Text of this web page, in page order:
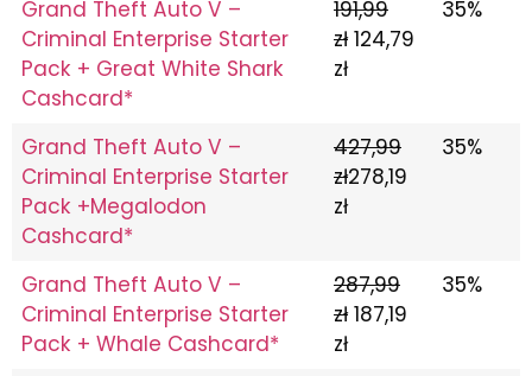
Grand Theft Auto V –
Criminal Enterprise Starter
Pack + Great White Shark
Cashcard*
191,99
zł 124,79
zł
35%
Grand Theft Auto V –
Criminal Enterprise Starter
Pack +Megalodon
Cashcard*
427,99
zł278,19
zł
35%
Grand Theft Auto V –
Criminal Enterprise Starter
Pack + Whale Cashcard*
287,99
zł 187,19
zł
35%